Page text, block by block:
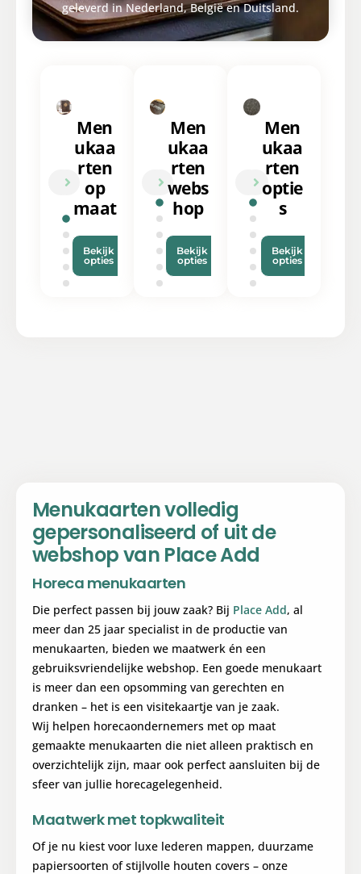
geleverd in Nederland, België en Duitsland.
Men
ukaa
rten
op
maat
Bekijk
opties
Men
ukaa
rten
webs
hop
Bekijk
opties
Men
ukaa
rten
optie
s
Bekijk
opties
Menukaarten volledig
gepersonaliseerd of uit de
webshop van Place Add
Horeca menukaarten
Die perfect passen bij jouw zaak? Bij Place Add, al
meer dan 25 jaar specialist in de productie van
menukaarten, bieden we maatwerk én een
gebruiksvriendelijke webshop. Een goede menukaart
is meer dan een opsomming van gerechten en
dranken – het is een visitekaartje van je zaak.
Wij helpen horecaondernemers met op maat
gemaakte menukaarten die niet alleen praktisch en
overzichtelijk zijn, maar ook perfect aansluiten bij de
sfeer van jullie horecagelegenheid.
Maatwerk met topkwaliteit
Of je nu kiest voor luxe lederen mappen, duurzame
papiersoorten of stijlvolle houten covers – onze